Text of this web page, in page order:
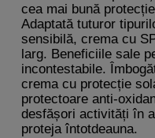
cea mai bună
Adaptată tuturor
sensibilă, crema cu
larg. Beneficiile sale
incontestabile.
crema cu protecție
protectoare anti-
desfășori activități în
proteja întotdeauna.